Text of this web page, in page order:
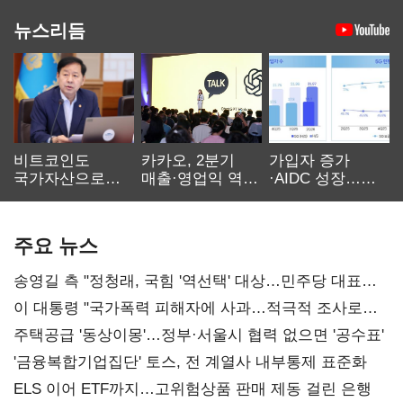
뉴스리듬
비트코인도
국가자산으로…'
카카오, 2분기
매출·영업익 역대
가입자 증가
·AIDC 성장…
주요 뉴스
송영길 측 "정청래, 국힘 '역선택' 대상…민주당 대표로
총선 지휘 못해"
이 대통령 "국가폭력 피해자에 사과…적극적 조사로
진실 밝혀야"
주택공급 '동상이몽'…정부·서울시 협력 없으면 '공수표'
'금융복합기업집단' 토스, 전 계열사 내부통제 표준화
ELS 이어 ETF까지…고위험상품 판매 제동 걸린 은행